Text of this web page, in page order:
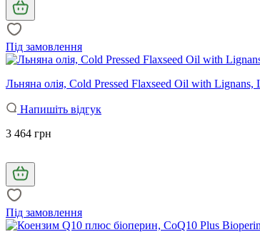
Під замовлення
Льняна олія, Cold Pressed Flaxseed Oil with Lignans,
Напишіть відгук
3 464 грн
Під замовлення